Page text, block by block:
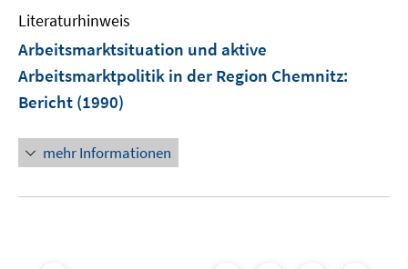
F
n
ö
Literaturhinweis
Arbeitsmarktsituation und aktive
Arbeitsmarktpolitik in der Region Chemnitz:
Bericht (1990)
mehr Informationen